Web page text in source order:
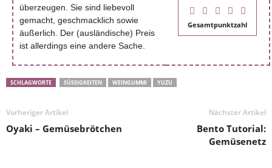
überzeugen. Sie sind liebevoll
gemacht, geschmacklich sowie
äußerlich. Der (ausländische) Preis
ist allerdings eine andere Sache.
Gesamtpunktzahl
SCHLAGWORTE SÜSSIGKEITEN WEINGUMMI YUZU
Vorheriger Artikel
Oyaki – Gemüsebrötchen
Nächster Artikel
Bento Tutorial:
Gemüsenetz